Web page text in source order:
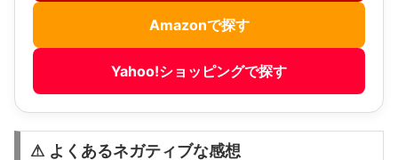
Amazonで探す
Yahoo!ショッピングで探す
⚠ よくあるネガティブな感想